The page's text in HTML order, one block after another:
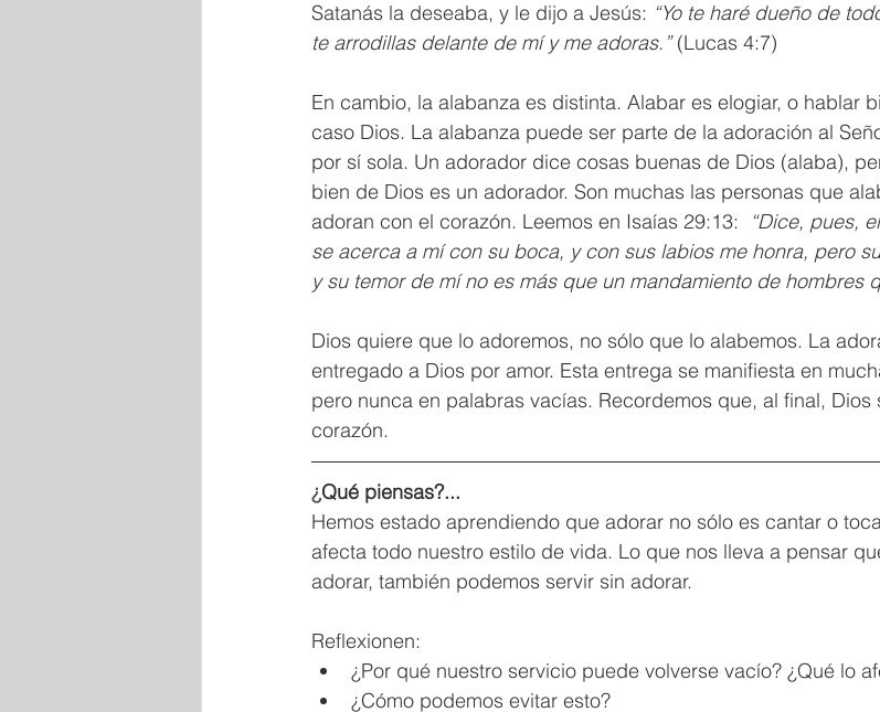
Satanás la deseaba, y le dijo a Jesús: “Yo te haré dueño de
te arrodillas delante de mí y me adoras.” (Lucas 4:7)
En cambio, la alabanza es distinta. Alabar es elogiar, o hablar
caso Dios. La alabanza puede ser parte de la adoración al
por sí sola. Un adorador dice cosas buenas de Dios (alaba),
bien de Dios es un adorador. Son muchas las personas que
adoran con el corazón. Leemos en Isaías 29:13:
“Dice, pues,
se acerca a mí con su boca, y con sus labios me honra, pero
y su temor de mí no es más que un mandamiento de hombres
Dios quiere que lo adoremos, no sólo que lo alabemos. La
entregado a Dios por amor. Esta entrega se manifiesta en
pero nunca en palabras vacías. Recordemos que, al final,
corazón.
¿Qué piensas?...
Hemos estado aprendiendo que adorar no sólo es cantar o
afecta todo nuestro estilo de vida. Lo que nos lleva a pensar
adorar, también podemos servir sin adorar.
Reflexionen:
¿Por qué nuestro servicio puede volverse vacío? ¿Qué lo
¿Cómo podemos evitar esto?